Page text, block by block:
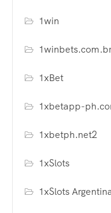
1win
1xBet
1xbetapp-
1xbetph.net2
1xSlots
1xSlots